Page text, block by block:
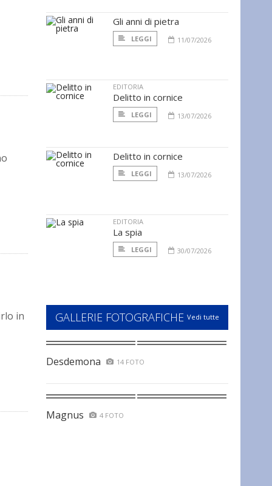
in
Gli anni di pietra
LEGGI 11/07/2026
EDITORIA
Delitto in cornice
LEGGI 13/07/2026
Delitto in cornice
LEGGI 13/07/2026
EDITORIA
La spia
LEGGI 30/07/2026
GALLERIE FOTOGRAFICHE Vedi tutte
Desdemona 14 FOTO
Magnus 4 FOTO